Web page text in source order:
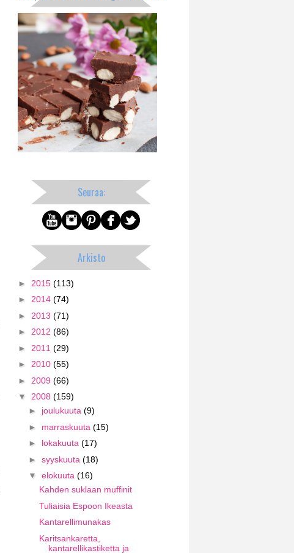
Seuraa:
Arkisto
► 2015 (113)
► 2014 (74)
► 2013 (71)
► 2012 (86)
► 2011 (29)
► 2010 (55)
► 2009 (66)
▼ 2008 (159)
► joulukuuta (9)
► marraskuuta (15)
► lokakuuta (17)
► syyskuuta (18)
▼ elokuuta (16)
Kahden suklaan muffinit
Tuliaisia Espoon Ikeasta
Kantarellimunakas
Karitsankaretta,
kantarellikastiketta ja